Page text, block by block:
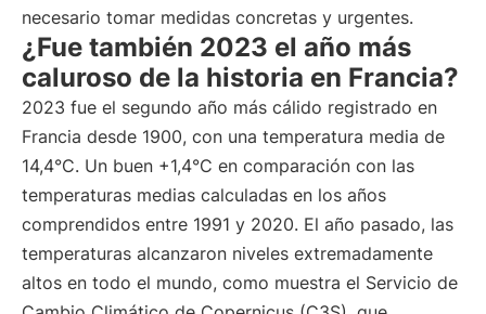
necesario tomar medidas concretas y urgentes.
¿Fue también 2023 el año más
caluroso de la historia en Francia?
2023 fue el segundo año más cálido registrado en
Francia desde 1900, con una temperatura media de
14,4°C. Un buen +1,4°C en comparación con las
temperaturas medias calculadas en los años
comprendidos entre 1991 y 2020. El año pasado, las
temperaturas alcanzaron niveles extremadamente
altos en todo el mundo, como muestra el Servicio de